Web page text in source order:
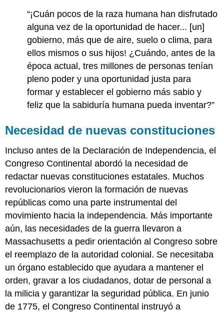
“¡Cuán pocos de la raza humana han disfrutado
alguna vez de la oportunidad de hacer... [un]
gobierno, más que de aire, suelo o clima, para
ellos mismos o sus hijos! ¿Cuándo, antes de la
época actual, tres millones de personas tenían
pleno poder y una oportunidad justa para
formar y establecer el gobierno más sabio y
feliz que la sabiduría humana pueda inventar?”
Necesidad de nuevas constituciones
Incluso antes de la Declaración de Independencia, el
Congreso Continental abordó la necesidad de
redactar nuevas constituciones estatales. Muchos
revolucionarios vieron la formación de nuevas
repúblicas como una parte instrumental del
movimiento hacia la independencia. Más importante
aún, las necesidades de la guerra llevaron a
Massachusetts a pedir orientación al Congreso sobre
el reemplazo de la autoridad colonial. Se necesitaba
un órgano establecido que ayudara a mantener el
orden, gravar a los ciudadanos, dotar de personal a
la milicia y garantizar la seguridad pública. En junio
de 1775, el Congreso Continental instruyó a